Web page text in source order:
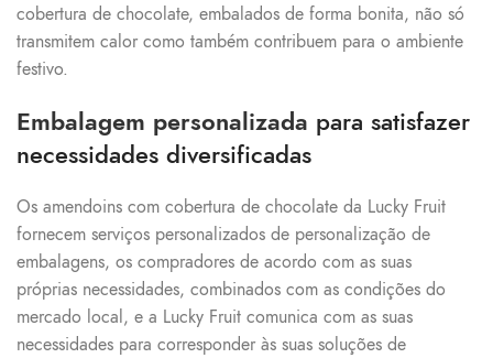
cobertura de chocolate, embalados de forma bonita, não só
transmitem calor como também contribuem para o ambiente
festivo.
Embalagem personalizada para satisfazer
necessidades diversificadas
Os amendoins com cobertura de chocolate da Lucky Fruit
fornecem serviços personalizados de personalização de
embalagens, os compradores de acordo com as suas
próprias necessidades, combinados com as condições do
mercado local, e a Lucky Fruit comunica com as suas
necessidades para corresponder às suas soluções de